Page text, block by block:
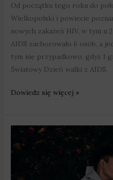
Od początku tego roku do
Wielkopolski i powiecie
nowych zakażeń HIV, w tym u
AIDS zachorowało 6 osób, a
tym nie przypadkowo, gdyż 1
Światowy Dzień walki z AIDS.
Dowiedz się więcej »
Bezpieczne
walentynki